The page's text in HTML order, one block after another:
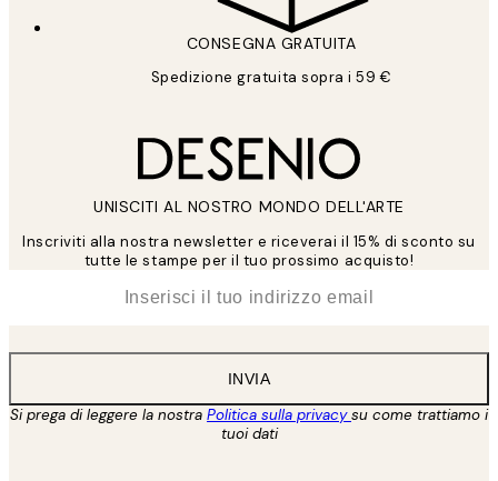
CONSEGNA GRATUITA
Spedizione gratuita sopra i 59 €
UNISCITI AL NOSTRO MONDO DELL'ARTE
Inscriviti alla nostra newsletter e riceverai il 15% di sconto su
tutte le stampe per il tuo prossimo acquisto!
INVIA
Si prega di leggere la nostra Politica sulla privacysu come trattiamo i
tuoi dati